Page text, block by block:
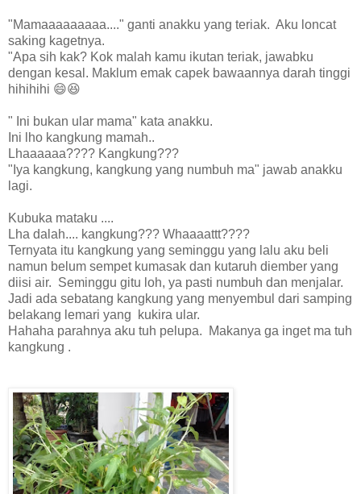
"Mamaaaaaaaaa...." ganti anakku yang teriak. Aku loncat
saking kagetnya.
"Apa sih kak? Kok malah kamu ikutan teriak, jawabku
dengan kesal. Maklum emak capek bawaannya darah tinggi
hihihihi 😄😆
" Ini bukan ular mama" kata anakku.
Ini lho kangkung mamah..
Lhaaaaaa???? Kangkung???
"Iya kangkung, kangkung yang numbuh ma" jawab anakku
lagi.
Kubuka mataku ....
Lha dalah.... kangkung??? Whaaaattt????
Ternyata itu kangkung yang seminggu yang lalu aku beli
namun belum sempet kumasak dan kutaruh diember yang
diisi air. Seminggu gitu loh, ya pasti numbuh dan menjalar.
Jadi ada sebatang kangkung yang menyembul dari samping
belakang lemari yang kukira ular.
Hahaha parahnya aku tuh pelupa. Makanya ga inget ma tuh
kangkung .